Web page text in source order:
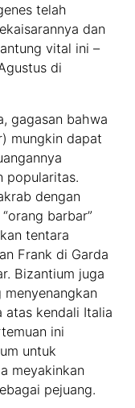
telah
dan
vital ini –
di
gagasan bahwa
mungkin dapat
popularitas.
dengan
barbar”
tentara
Frank di Garda
Bizantium juga
atas kendali Italia
ini
untuk
meyakinkan
pejuang.